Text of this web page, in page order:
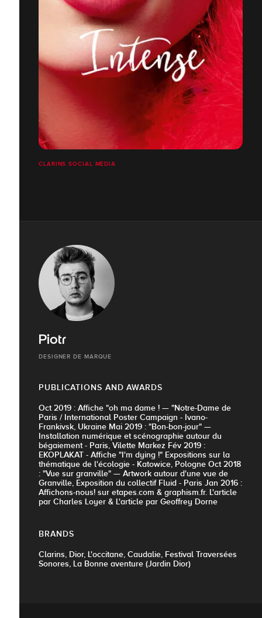
CLARINS SOCIAL MÉDIA
Piotr
DESIGNER DE MARQUE
PUBLICATIONS AND AWARDS
Oct 2019 : Affiche "oh ma dame ! — "Notre-Dame de
Paris / International Poster Campaign - Ivano-
Frankivsk, Ukraine Mai 2019 : "Bon-bon-jour" —
Installation numérique et scénographie autour du
bégaiement - Paris, Vilette Markez Fév 2019 :
EKOPLAKAT - Affiche "I'm dying !" Expositions sur la
thématique de l'écologie - Katowice, Pologne Oct 2018
: "Vue sur granville" — Artwork autour d'une vue de
Granville, Exposition du collectif Fluid - Paris Jan 2016 :
Affichons-nous! sur etapes.com & graphism.fr. L'article
par Charles Loyer & L'article par Geoffrey Dorne
BRANDS
Clarins, Dior, L'occitane, Caudalie, Festival Traversées
Sonores, La Bonne aventure (Jardin Dior)